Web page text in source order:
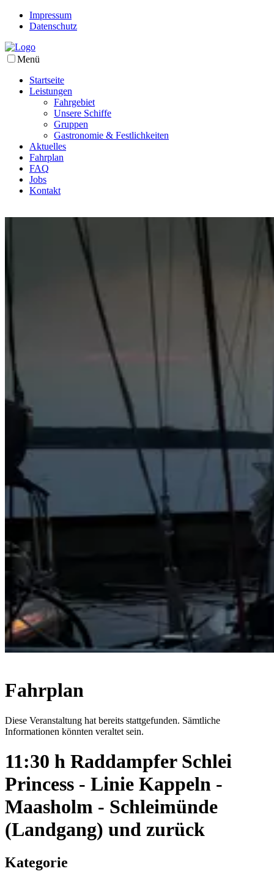
Impressum
Datenschutz
Menü
Startseite
Leistungen
Fahrgebiet
Unsere Schiffe
Gruppen
Gastronomie & Festlichkeiten
Aktuelles
Fahrplan
FAQ
Jobs
Kontakt
Fahrplan
Diese Veranstaltung hat bereits stattgefunden. Sämtliche
Informationen könnten veraltet sein.
11:30 h Raddampfer Schlei
Princess - Linie Kappeln -
Maasholm - Schleimünde
(Landgang) und zurück
Kategorie